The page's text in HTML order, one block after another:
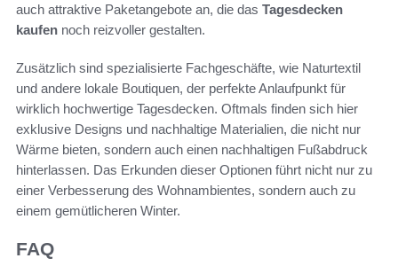
auch attraktive Paketangebote an, die das Tagesdecken
kaufen noch reizvoller gestalten.
Zusätzlich sind spezialisierte Fachgeschäfte, wie Naturtextil
und andere lokale Boutiquen, der perfekte Anlaufpunkt für
wirklich hochwertige Tagesdecken. Oftmals finden sich hier
exklusive Designs und nachhaltige Materialien, die nicht nur
Wärme bieten, sondern auch einen nachhaltigen Fußabdruck
hinterlassen. Das Erkunden dieser Optionen führt nicht nur zu
einer Verbesserung des Wohnambientes, sondern auch zu
einem gemütlicheren Winter.
FAQ